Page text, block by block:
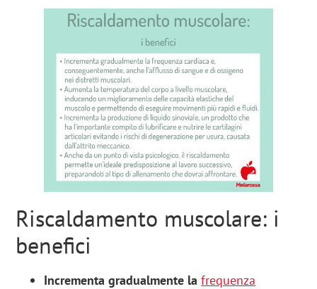
Riscaldamento muscolare: i
benefici
Incrementa gradualmente lafrequenza